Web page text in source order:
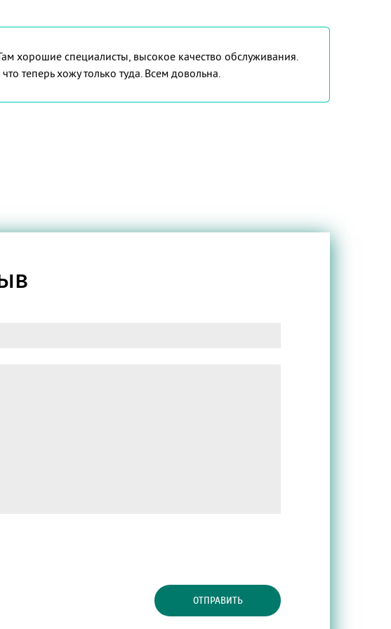
хорошие специалисты, высокое качество обслуживания.
теперь хожу только туда. Всем довольна.